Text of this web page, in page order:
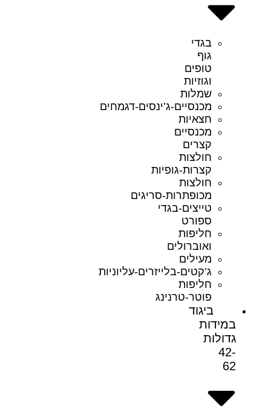
בגדי
גוף
טופים
וגוזיות
שמלות
מכנסיים-ג’ינסים-דגמחים
חצאיות
מכנסיים
קצרים
חולצות
קצרות-גופיות
חולצות
מכופתרות-סריגים
טייצים-בגדי
ספורט
חליפות
ואוברולים
מעילים
ג’קטים-בלייזרים-עליוניות
חליפות
פוטר-טרנינג
ביגוד
במידות
גדולות
42-
62